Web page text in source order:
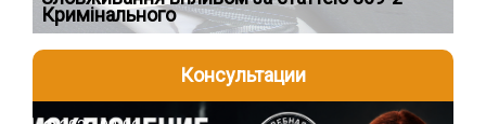
Кримінального
Консультации